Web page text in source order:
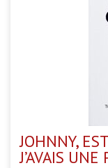
JOHNNY,
J’AVAIS